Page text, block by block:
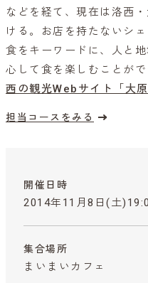
などを経て、現在は洛西
ける。お店を持たないシ
食をキーワードに、人と
心して食を楽しむことが
西の観光Webサイト「大
担当コースをみる
開催日時
2014年11月8日(土
集合場所
まいまいカフェ